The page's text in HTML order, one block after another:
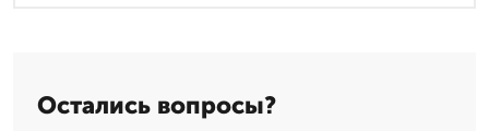
Остались вопросы?